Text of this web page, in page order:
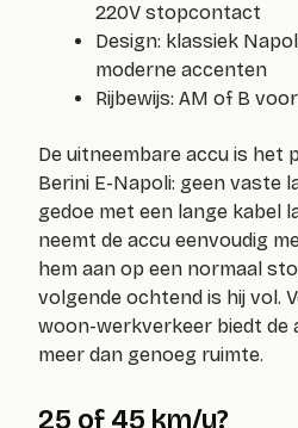
220V stopcontact
Design: klassiek
moderne accenten
Rijbewijs: AM of B
De uitneembare accu is het
Berini E-Napoli: geen vaste
gedoe met een lange kabel
neemt de accu eenvoudig
hem aan op een normaal
volgende ochtend is hij vol.
woon-werkverkeer biedt de
meer dan genoeg ruimte.
25 of 45 km/u?